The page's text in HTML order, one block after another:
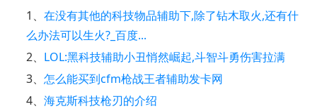
1、在没有其他的科技物品辅助下,除了钻木取火,还有什
么办法可以生火?_百度...
2、 LOL:黑科技辅助小丑悄然崛起,斗智斗勇伤害拉满
3、怎么能买到cfm枪战王者辅助发卡网
4、海克斯科技枪刃的介绍